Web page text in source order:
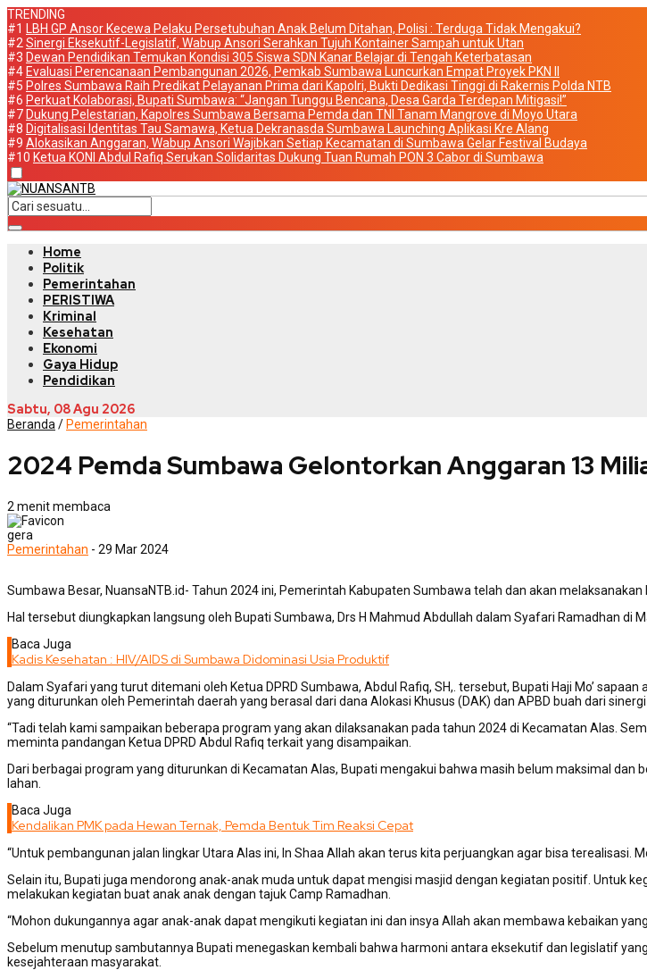
TRENDING
#1
LBH GP Ansor Kecewa Pelaku Persetubuhan Anak Belum Ditahan, Polisi : Terduga Tidak Mengakui?
#2 Sinergi Eksekutif-Legislatif, Wabup Ansori Serahkan Tujuh Kontainer Sampah untuk Utan
#3 Dewan Pendidikan Temukan Kondisi 305 Siswa SDN Kanar Belajar di Tengah Keterbatasan
#4 Evaluasi Perencanaan Pembangunan 2026, Pemkab Sumbawa Luncurkan Empat Proyek PKN II
#5 Polres Sumbawa Raih Predikat Pelayanan Prima dari Kapolri, Bukti Dedikasi Tinggi di Rakernis Polda NTB
#6 Perkuat Kolaborasi, Bupati Sumbawa: “Jangan Tunggu Bencana, Desa Garda Terdepan Mitigasi!”
#7 Dukung Pelestarian, Kapolres Sumbawa Bersama Pemda dan TNI Tanam Mangrove di Moyo Utara
#8 Digitalisasi Identitas Tau Samawa, Ketua Dekranasda Sumbawa Launching Aplikasi Kre Alang
#9 Alokasikan Anggaran, Wabup Ansori Wajibkan Setiap Kecamatan di Sumbawa Gelar Festival Budaya
#10 Ketua KONI Abdul Rafiq Serukan Solidaritas Dukung Tuan Rumah PON 3 Cabor di Sumbawa
Home
Politik
Pemerintahan
PERISTIWA
Kriminal
Kesehatan
Ekonomi
Gaya Hidup
Pendidikan
Sabtu, 08 Agu 2026
Beranda / Pemerintahan
2024 Pemda Sumbawa Gelontorkan Anggaran 13
2 menit membaca
gera
Pemerintahan - 29 Mar 2024
Sumbawa Besar, NuansaNTB.id- Tahun 2024 ini, Pemerintah Kabupaten Sumbawa telah dan akan
Hal tersebut diungkapkan langsung oleh Bupati Sumbawa, Drs H Mahmud Abdullah dalam Syafari Ramadhan di
Baca Juga
Kadis Kesehatan : HIV/AIDS di Sumbawa Didominasi Usia Produktif
Dalam Syafari yang turut ditemani oleh Ketua DPRD Sumbawa, Abdul Rafiq, SH,. tersebut, Bupati Haji Mo’
yang diturunkan oleh Pemerintah daerah yang berasal dari dana Alokasi Khusus (DAK) dan APBD buah dari
“Tadi telah kami sampaikan beberapa program yang akan dilaksanakan pada tahun 2024 di Kecamatan Alas.
meminta pandangan Ketua DPRD Abdul Rafiq terkait yang disampaikan.
Dari berbagai program yang diturunkan di Kecamatan Alas, Bupati mengakui bahwa masih belum maksimal
lahan.
Baca Juga
Kendalikan PMK pada Hewan Ternak, Pemda Bentuk Tim Reaksi Cepat
“Untuk pembangunan jalan lingkar Utara Alas ini, In Shaa Allah akan terus kita perjuangkan agar bisa terealisasi.
Selain itu, Bupati juga mendorong anak-anak muda untuk dapat mengisi masjid dengan kegiatan positif. Untuk
melakukan kegiatan buat anak anak dengan tajuk Camp Ramadhan.
“Mohon dukungannya agar anak-anak dapat mengikuti kegiatan ini dan insya Allah akan membawa kebaikan yang
Sebelum menutup sambutannya Bupati menegaskan kembali bahwa harmoni antara eksekutif dan legislatif
kesejahteraan masyarakat.